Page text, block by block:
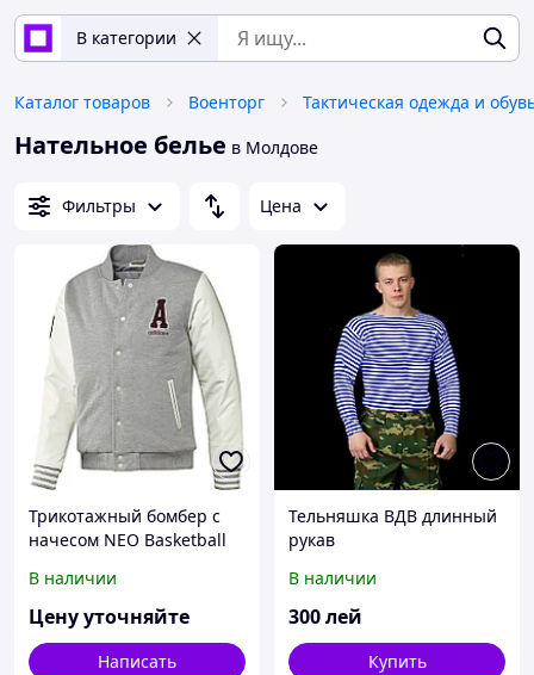
В категории
Каталог товаров Военторг Тактическая одежда и
Нательное белье в Молдове
Фильтры Цена
Трикотажный бомбер с
начесом NEO Basketball
В наличии
Цену уточняйте
Написать
Тельняшка ВДВ длинный
рукав
В наличии
300лей
Купить